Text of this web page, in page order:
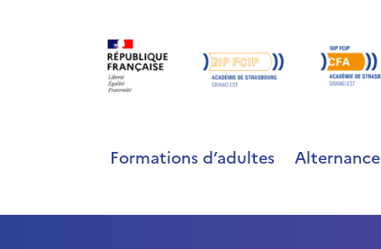
Formations d’adultes Alternance